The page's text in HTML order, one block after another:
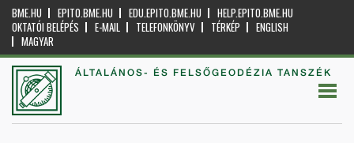
BME.HU EPITO.BME.HU EDU.EPITO.BME.HU
HELP.EPITO.BME.HU
OKTATÓI BELÉPÉS
E-MAIL TELEFONKÖNYV TÉRKÉP
ENGLISH
MAGYAR
ÁLTALÁNOS- ÉS FELSŐGEODÉZIA TANSZÉK